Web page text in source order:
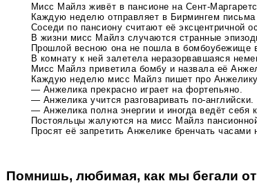
Мисс Майлз живёт в пансионе на Сент-
Каждую неделю отправляет в Бирмингем
Соседи по пансиону считают её эксцентричной
В жизни мисс Майлз случаются странные
Прошлой весною она не пошла в бомбоубежище
В комнату к ней залетела неразорвавшаяся
Мисс Майлз приветила бомбу и назвала её
Каждую неделю мисс Майлз пишет про
— Анжелика прекрасно играет на фортепьяно.
— Анжелика учится разговариватьпо-английски
— Анжелика полна энергии и иногда ведёт себя
Постояльцы жалуются на мисс Майлз пансионной
Просят её запретить Анжелике бренчать часами
Помнишь, любимая, как мы бегали